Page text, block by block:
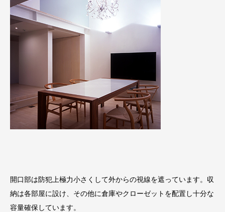
開口部は防犯上極力小さくして外からの視線を遮っています。収
納は各部屋に設け、その他に倉庫やクローゼットを配置し十分な
容量確保しています。